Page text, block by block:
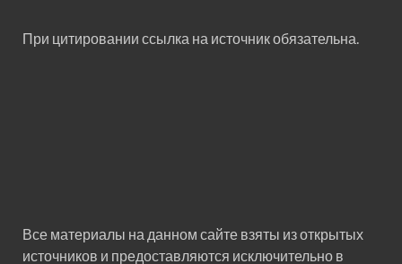
При цитировании ссылка на источник обязательна.
Все материалы на данном сайте взяты из открытых
источников и предоставляются исключительно в